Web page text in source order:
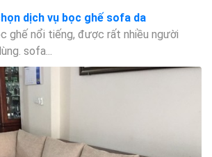
dịch vụ bọc ghế sofa da
ghế nổi tiếng, được rất nhiều người
sofa...